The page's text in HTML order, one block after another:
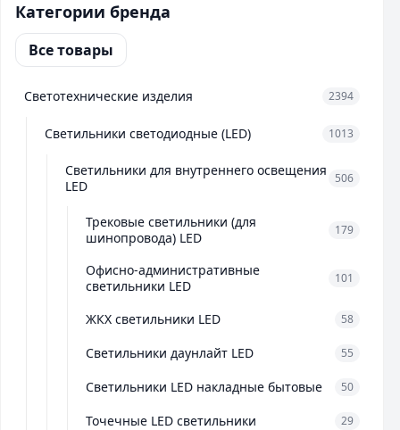
Категории бренда
Все товары
Светотехнические изделия 2394
Светильники светодиодные (LED) 1013
Светильники для внутреннего освещения
LED
506
Трековые светильники (для
шинопровода) LED
179
Офисно-административные
светильники LED
101
ЖКХ светильники LED 58
Светильники даунлайт LED 55
Светильники LED накладные бытовые 50
Точечные LED светильники 29